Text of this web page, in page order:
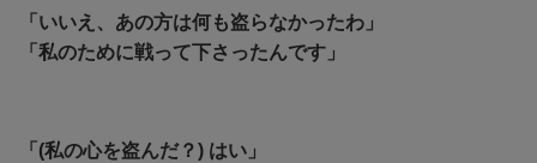
「いいえ、あの方は何も盗らなかったわ」
「私のために戦って下さったんです」
「(私の心を盗んだ？) はい」